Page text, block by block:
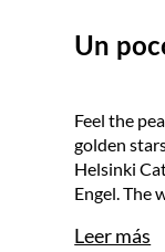
Un
Feel the
golden
Helsinki
Engel. The
Leer más